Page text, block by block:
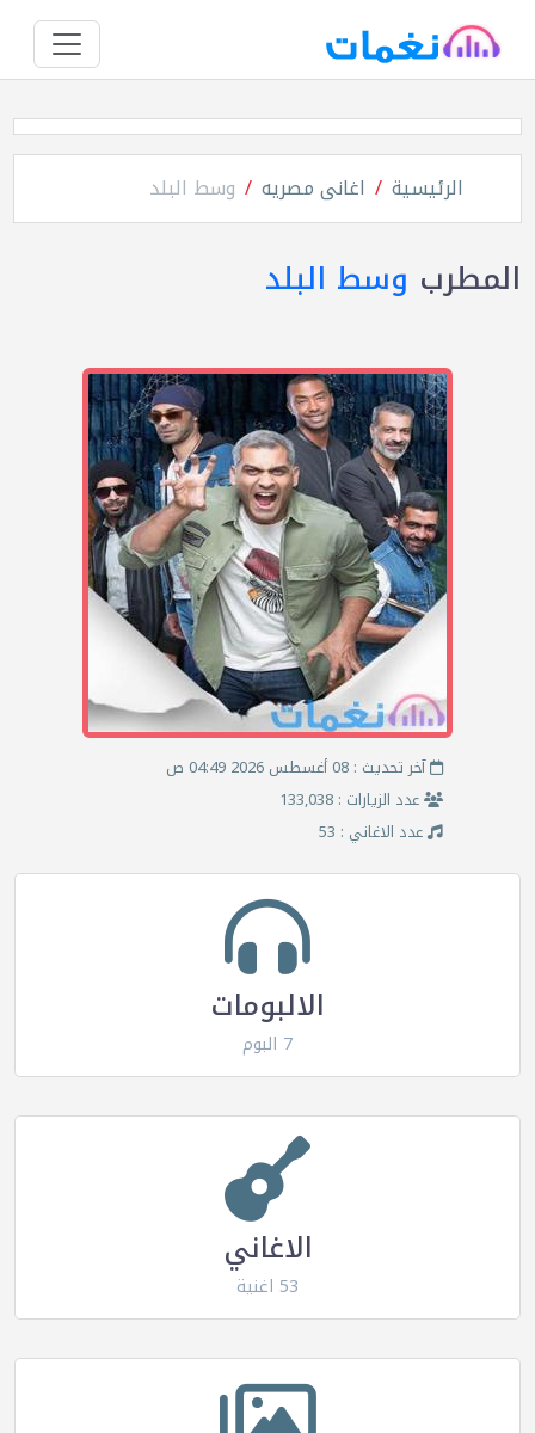
الرئيسية اغانى مصريه وسط البلد
المطرب وسط البلد
آخر تحديث : 08 أغسطس 2026 04:49 ص
عدد الزيارات : 133,038
عدد الاغاني : 53
الالبومات
7 البوم
الاغاني
53 اغنية